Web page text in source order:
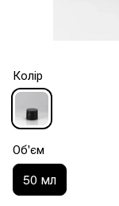
Колір
Об'єм
50 мл